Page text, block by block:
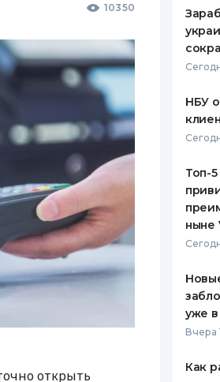
10350
открыть
НБУ
Топ-
ныне
уже в
Вчера
Как